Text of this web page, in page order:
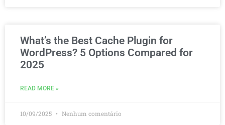
What’s the Best Cache Plugin for
WordPress? 5 Options Compared for
2025
READ MORE »
10/09/2025 Nenhum comentário